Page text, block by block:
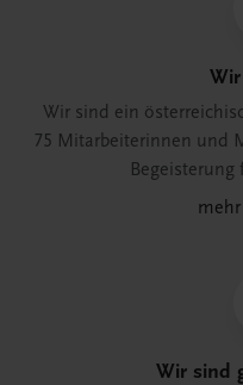
Wir sind ein
75 Mitarbeiterinnen und
Begeisterung
Wir sind